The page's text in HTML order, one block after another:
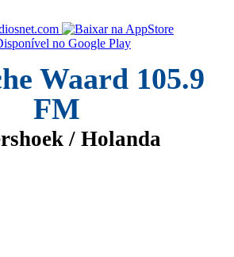
Waard 105.9
FM
/ Holanda